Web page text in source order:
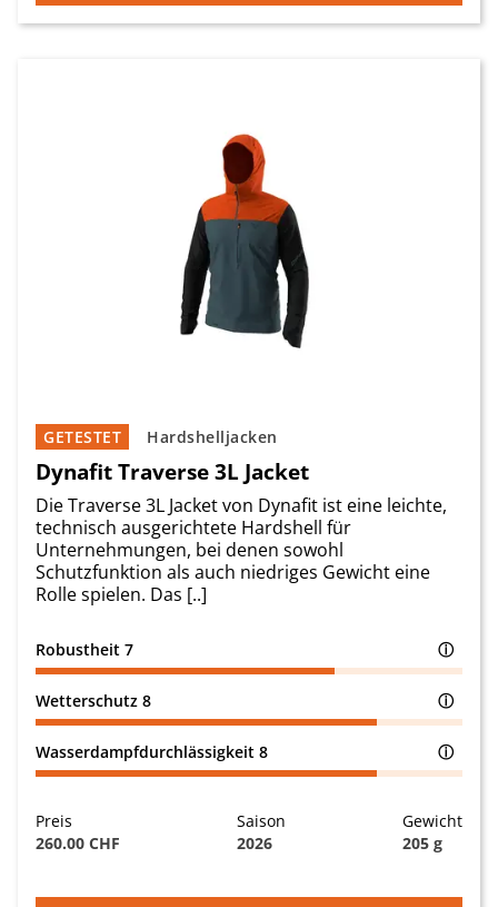
Hardshelljacken
GETESTET
Dynafit Traverse 3L Jacket
Die Traverse 3L Jacket von Dynafit ist eine leichte,
technisch ausgerichtete Hardshell für
Unternehmungen, bei denen sowohl
Schutzfunktion als auch niedriges Gewicht eine
Rolle spielen. Das [..]
Robustheit 7 ⓘ
Wetterschutz 8 ⓘ
Wasserdampfdurchlässigkeit 8 ⓘ
Preis
260.00 CHF
Saison
2026
Gewicht
205 g